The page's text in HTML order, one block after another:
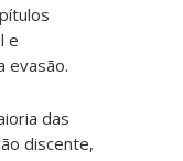
e
evasão.
das
discente,